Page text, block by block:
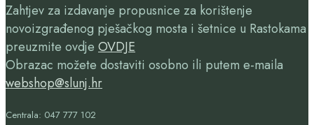
Zahtjev za izdavanje propusnice za korištenje
novoizgrađenog pješačkog mosta i šetnice u Rastokama
preuzmite ovdje OVDJE
Obrazac možete dostaviti osobno ili putem e-maila
webshop@slunj.hr
Centrala: 047 777 102